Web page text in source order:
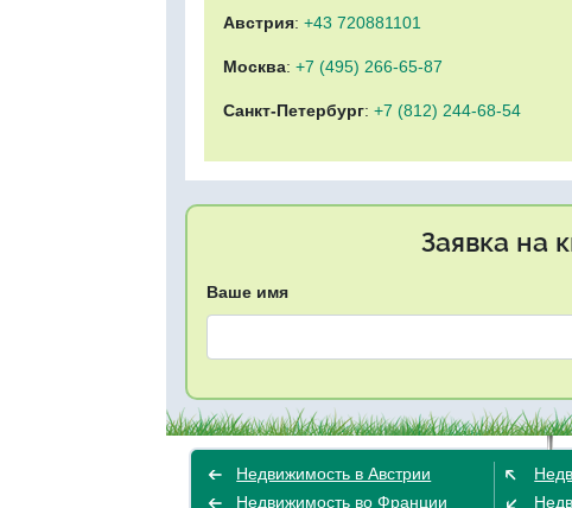
Австрия: +43 720881101
Москва: +7 (495) 266-65-87
Санкт-Петербург: +7 (812) 244-68-54
Заявка на
Ваше имя
Недвижимость в Австрии
Недвижимость во Франции